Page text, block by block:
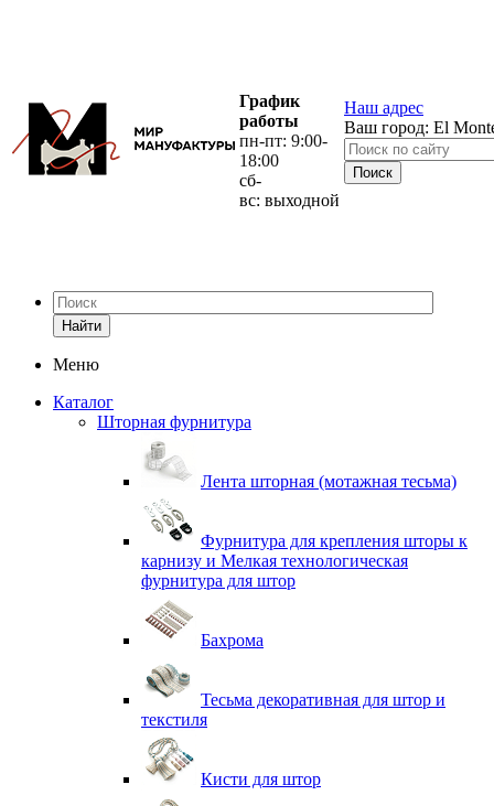
График
работы
пн-пт: 9:00-
18:00
сб-
вс: выходной
Наш адрес
Ваш город: El
Найти
Меню
Каталог
Шторная фурнитура
Лента шторная (мотажная тесьма)
Фурнитура для крепления шторы к
карнизу и Мелкая технологическая
фурнитура для штор
Бахрома
Тесьма декоративная для штор и
текстиля
Кисти для штор